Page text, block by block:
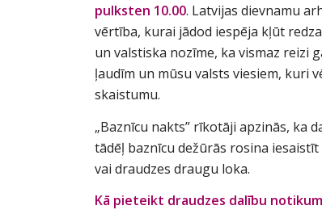
pulksten 10.00. Latvijas dievnamu
vērtība, kurai jādod iespēja kļūt
un valstiska nozīme, ka vismaz reizi
ļaudīm un mūsu valsts viesiem, kuri
skaistumu.
„Baznīcu nakts” rīkotāji apzinās, ka
tādēļ baznīcu dežūrās rosina
vai draudzes draugu loka.
Kā pieteikt draudzes dalību